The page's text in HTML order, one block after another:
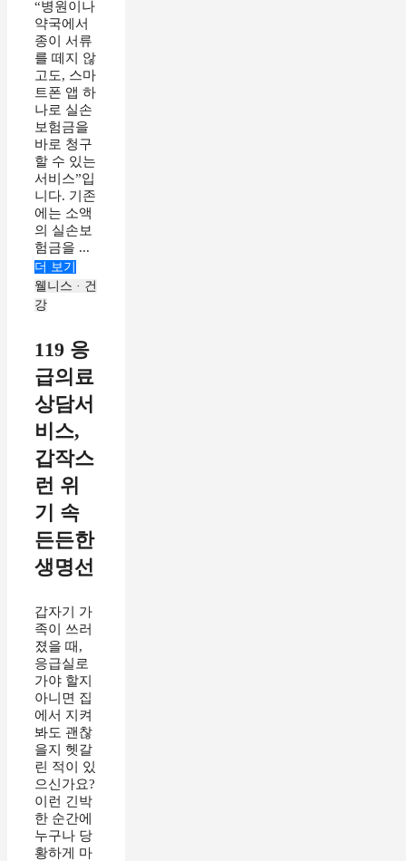
“병원이나
약국에서
종이 서류
를 떼지 않
고도, 스마
트폰 앱 하
나로 실손
보험금을
바로 청구
할 수 있는
서비스”입
니다. 기존
에는 소액
의 실손보
험금을 ...
더 보기
웰니스 · 건
강
119 응
급의료
상담서
비스,
갑작스
런 위
기 속
든든한
생명선
갑자기 가
족이 쓰러
졌을 때,
응급실로
가야 할지
아니면 집
에서 지켜
봐도 괜찮
을지 헷갈
린 적이 있
으신가요?
이런 긴박
한 순간에
누구나 당
황하게 마